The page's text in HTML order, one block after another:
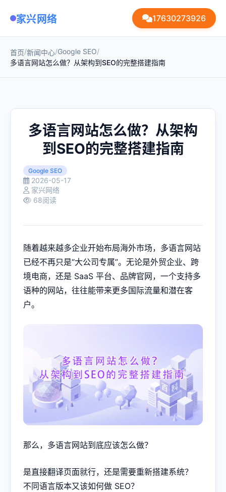
家兴网络 17630273926
首页/新闻中心/Google SEO/
多语言网站怎么做？从架构到SEO的完整搭建指南
多语言网站怎么做？从架构
到SEO的完整搭建指南
Google SEO
2026-05-17
家兴网络
68阅读
随着越来越多企业开始布局海外市场，多语言网站
已经不再只是“大公司专属”。无论是外贸企业、跨
境电商，还是 SaaS 平台、品牌官网，一个支持多
语种的网站，往往能带来更多国际流量和潜在客
户。
那么，多语言网站到底应该怎么做？
是直接翻译页面就行，还是需要重新搭建系统？
不同语言版本又该如何做 SEO？